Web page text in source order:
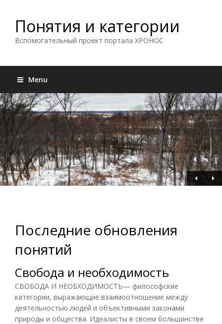
Понятия и категории
Вспомогательный проект портала ХРОНОС
Menu
Последние обновления
понятий
Свобода и необходимость
СВОБОДА И НЕОБХОДИМОСТЬ— философские
категории, выражающие взаимоотношение между
деятельностью людей и объективными законами
природы и общества. Идеалисты в своем большинстве